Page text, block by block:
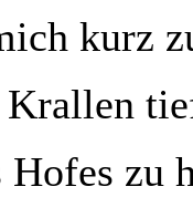
kurz
zu